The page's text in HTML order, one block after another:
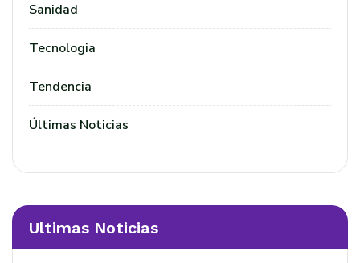
Sanidad
Tecnologia
Tendencia
Últimas Noticias
Ultimas Noticias